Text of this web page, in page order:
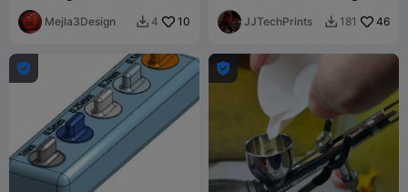
Mejla3Design  4 10 JJTechPrints  181 46
 